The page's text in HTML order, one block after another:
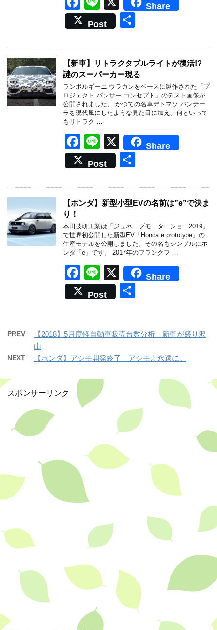
a
c
e
b
o
o
k
n
e
Share
Post
【新車】リトラクタブルライトが復活!?
謎のスーパーカー現る
ランボルギーニ ウラカンをベースに製作された「プ
ロジェクト パンサー コンセプト」のテスト画像が
公開されました。 かつての名車デトマソ パンテー
ラを現代風にしたような見た目に加え、何といって
もリトラク …
F
a
c
e
b
o
o
k
Li
n
e
X
Share
Post
【ホンダ】新型小型EVの名前は”e”で決ま
り！
本田技研工業は「ジュネーブモーターショー2019」
で世界初公開した新型EV「Honda e prototype」の
生産モデルを公開しました。その名もシンプルにホ
ンダ「e」です。 2017年のフランクフ …
F
a
c
b
o
k
Li
n
e
X
Share
Post
PREV
【2018】5月度軽自動車販売台数分析 新車が盛り沢
山
NEXT 【ホンダ】アシモ開発終了 アシモよ永遠に。
スポンサーリンク